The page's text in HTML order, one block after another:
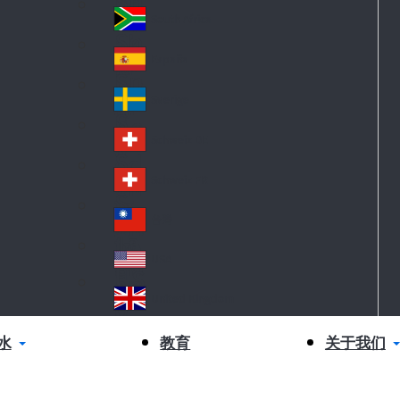
ov
ak
ia
So
ut
h
Af
ric
a
Sp
ai
n
S
w
ed
en
S
wi
tz
erl
an
d
S
wi
tz
erl
an
d
Ta
iw
an
US
A
Un
ite 教育 关于我们